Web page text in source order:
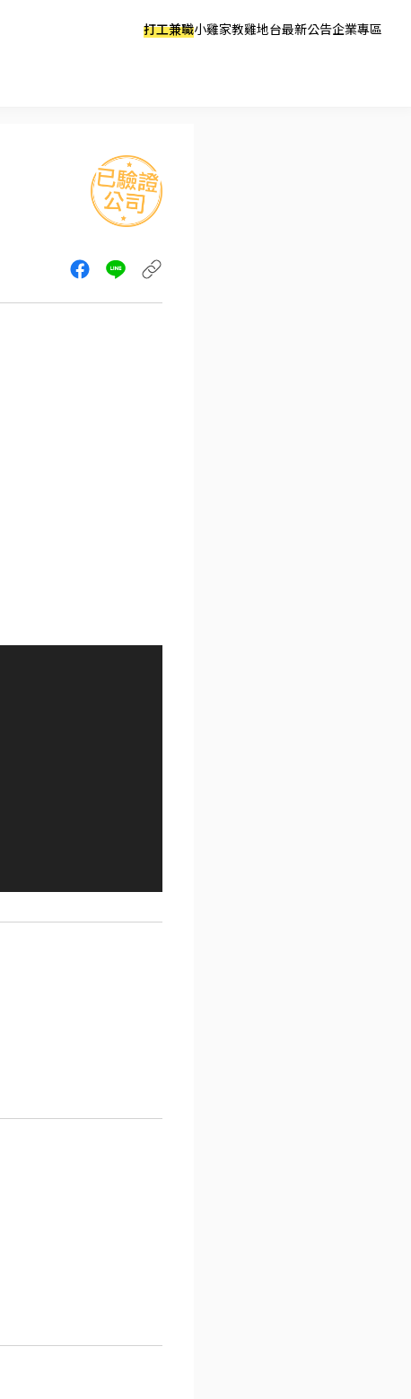
打工兼職小雞家教雞地台最新公告企業專區